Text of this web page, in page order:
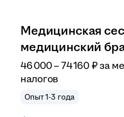
Медицинская
медицинский
46 000–74 160 ₽ за
налогов
Опыт 1-3 года